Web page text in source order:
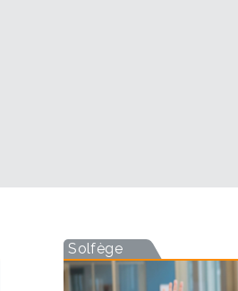
Solfège